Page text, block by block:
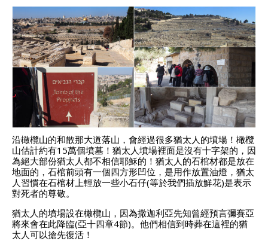
沿橄欖山的和散那大道落山，會經過很多猶太人的墳場！ 橄欖
山估計約有15萬個墳墓！ 猶太人墳場裡面是沒有十字架的，因
為絕大部份猶太人都不相信耶穌的！ 猶太人的石棺材都是放在
地面的，石棺前頭有一個四方形凹位，是用作放置油燈，猶太
人習慣在石棺材上輕放一些小石仔(等於我們插放鮮花)是表示
對死者的尊敬。
猶太人的墳場設在橄欖山，因為撒迦利亞先知曾經預言彌賽亞
將來會在此降臨(亞十四章4節)。 他們相信到時葬在這裡的猶
太人可以搶先復活！